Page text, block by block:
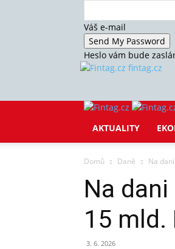
Váš e-mail
Heslo vám bude
fintag.cz
AKTUALITY
Domů Daně Na
Na
15 mld.
3. 6. 2026